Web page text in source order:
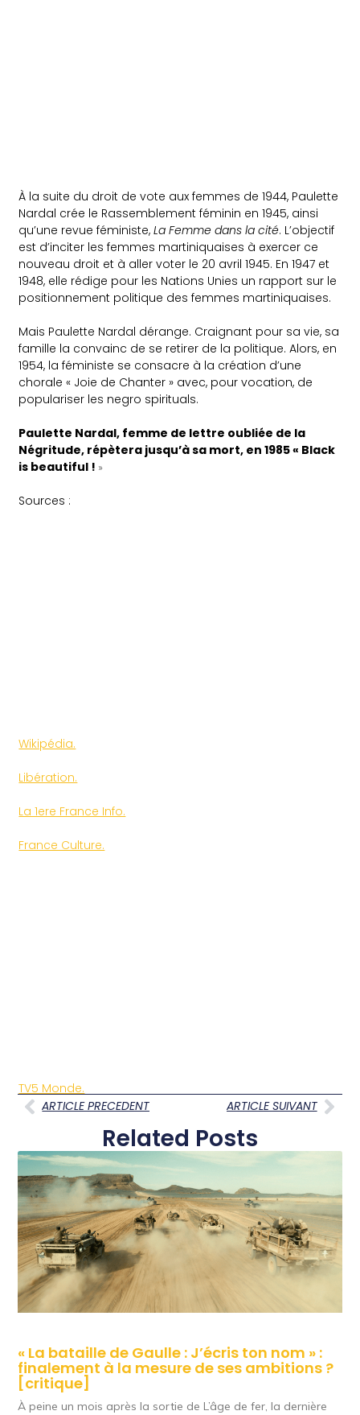
À la suite du droit de vote aux femmes de 1944, Paulette
Nardal crée le Rassemblement féminin en 1945, ainsi
qu’une revue féministe,La Femme dans la cité. L’objectif
est d’inciter les femmes martiniquaises à exercer ce
nouveau droit et à aller voter le 20 avril 1945. En 1947 et
1948, elle rédige pour les Nations Unies un rapport sur le
positionnement politique des femmes martiniquaises.
Mais Paulette Nardal dérange. Craignant pour sa vie, sa
famille la convainc de se retirer de la politique. Alors, en
1954, la féministe se consacre à la création d’une
chorale « Joie de Chanter » avec, pour vocation, de
populariser les negro spirituals.
Paulette Nardal, femme de lettre oubliée de la
Négritude, répètera jusqu’à sa mort, en 1985 « Black
is beautiful ! »
Sources :
Wikipédia.
Libération.
La 1ere France Info.
France Culture.
TV5 Monde.
ARTICLE PRECEDENT
ARTICLE SUIVANT
Related Posts
« La bataille de Gaulle : J’écris ton nom » :
finalement à la mesure de ses ambitions ?
[critique]
À peine un mois après la sortie de L’âge de fer, la dernière